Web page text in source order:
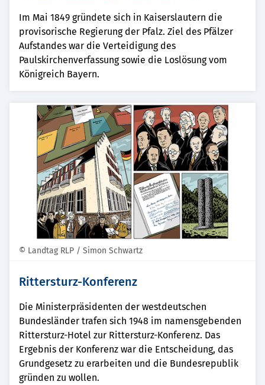
Im Mai 1849 gründete sich in Kaiserslautern die
provisorische Regierung der Pfalz. Ziel des Pfälzer
Aufstandes war die Verteidigung des
Paulskirchenverfassung sowie die Loslösung vom
Königreich Bayern.
© Landtag RLP / Simon Schwartz
Rittersturz-Konferenz
Die Ministerpräsidenten der westdeutschen
Bundesländer trafen sich 1948 im namensgebenden
Rittersturz-Hotel zur Rittersturz-Konferenz. Das
Ergebnis der Konferenz war die Entscheidung, das
Grundgesetz zu erarbeiten und die Bundesrepublik
gründen zu wollen.